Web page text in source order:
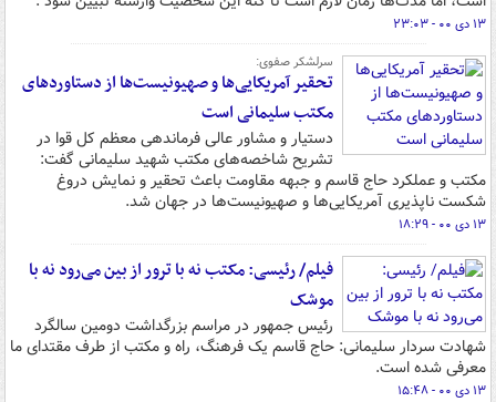
۱۳ دی ۰۰ - ۲۳:۰۳
سرلشکر صفوی:
تحقیر آمریکایی‌ها و صهیونیست‌ها از دستاوردهای
مکتب سلیمانی است
دستیار و مشاور عالی فرماندهی معظم کل قوا در
تشریح شاخصه‌های مکتب شهید سلیمانی گفت:
مکتب و عملکرد حاج قاسم و جبهه مقاومت باعث تحقیر و نمایش دروغ
شکست ناپذیری آمریکایی‌ها و صهیونیست‌ها در جهان شد.
۱۳ دی ۰۰ - ۱۸:۲۹
فیلم/ رئیسی: مکتب نه با ترور از بین می‌رود نه با
موشک
رئیس جمهور در مراسم بزرگداشت دومین سالگرد
شهادت سردار سلیمانی: حاج قاسم یک فرهنگ، راه و مکتب از طرف مقتدای ما
معرفی شده است.
۱۳ دی ۰۰ - ۱۵:۴۸